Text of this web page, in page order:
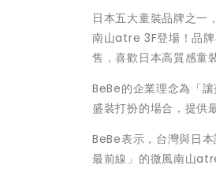
日本五大童裝品牌之一
南山atre 3F登場！品
售，喜歡日本高質感童
BeBe的企業理念為「
盛裝打扮的場合，提供
BeBe表示，台灣與日
最前線」的微風南山